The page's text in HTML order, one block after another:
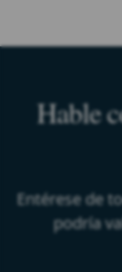
Hable
Entérese de
podría